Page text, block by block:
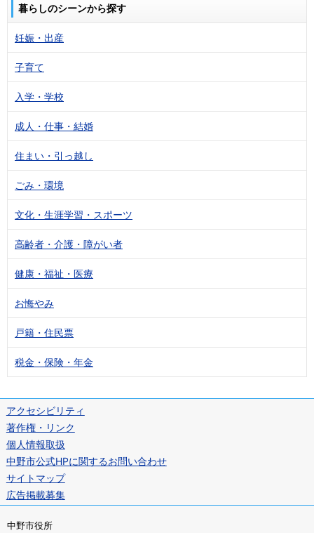
暮らしのシーンから探す
妊娠・出産
子育て
入学・学校
成人・仕事・結婚
住まい・引っ越し
ごみ・環境
文化・生涯学習・スポーツ
高齢者・介護・障がい者
健康・福祉・医療
お悔やみ
戸籍・住民票
税金・保険・年金
アクセシビリティ
著作権・リンク
個人情報取扱
中野市公式HPに関するお問い合わせ
サイトマップ
広告掲載募集
中野市役所